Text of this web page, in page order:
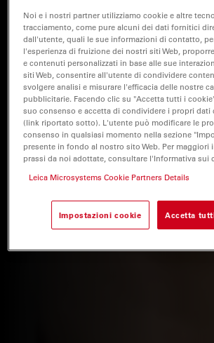
Noi e i nostri partner utilizziamo cookie e altre
tracciamento, come pure alcuni dei dati fornitici
dall'utente, quali le sue informazioni di contatto,
l'esperienza di fruizione dei nostri siti Web,
e contenuti personalizzati in base alle sue
siti Web, consentire all'utente di condividere
svolgere analisi e misurare l'efficacia delle nostre
pubblicitarie. Facendo clic su "Accetta tutti i
suo consenso e accetta di condividere i propri
(link riportato sotto). L'utente può modificare le
consenso in qualsiasi momento nella sezione
presente in fondo al nostro sito Web. Per maggiori
prassi da noi adottate, consultare l'Informativa sui
Leica Microsystems Cookie Partners Details
Impostazioni cookie Accetta